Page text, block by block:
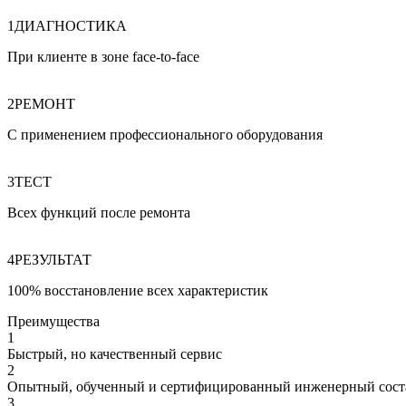
1 ДИАГНОСТИКА
При клиенте в зоне face‑to‑face
2РЕМОНТ
С применением профессионального оборудования
3ТЕСТ
Всех функций после ремонта
4РЕЗУЛЬТАТ
100% восстановление всех характеристик
Преимущества
1
Быстрый, но качественный сервис
2
Опытный, обученный и сертифицированный инженерный
3